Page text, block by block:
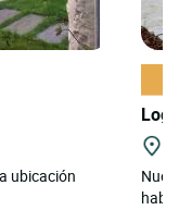
ubicación